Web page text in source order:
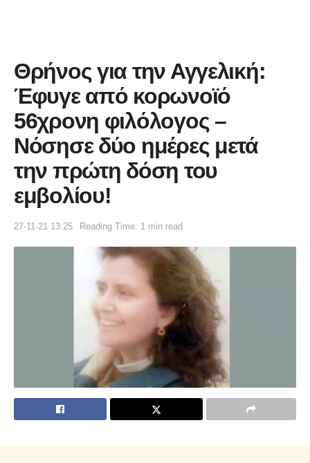
Θρήνος για την Αγγελική:
Έφυγε από κορωνοϊό
56χρονη φιλόλογος –
Νόσησε δύο ημέρες μετά
την πρώτη δόση του
εμβολίου!
27-11-21 13:25 Reading Time: 1 min read